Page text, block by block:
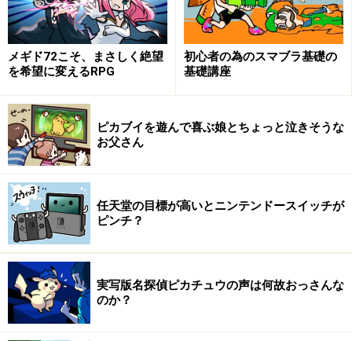
メギド72こそ、まさしく絶望
を希望に変えるRPG
初心者の為のスマブラ基礎の
基礎講座
ピカブイを遊んで喜ぶ娘とちょっと泣きそうな
お父さん
任天堂の目標が高いとニンテンドースイッチが
ピンチ？
実写版名探偵ピカチュウの声は何故おっさんな
のか？